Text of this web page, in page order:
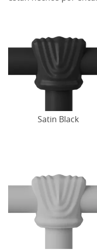
Satin Black